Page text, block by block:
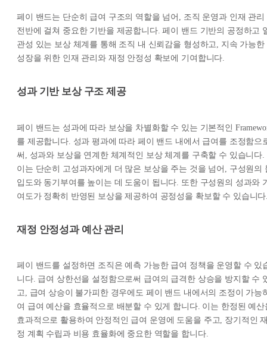
페이 밴드는 단순히 급여 구조의 역할을 넘어, 조직 운영과 인재 관리
전반에 걸쳐 중요한 기반을 제공합니다. 페이 밴드 기반의 공정하고
관성 있는 보상 체계를 통해 조직 내 신뢰감을 형성하고, 지속 가능한
성장을 위한 인재 관리와 재정 안정성 확보에 기여합니다.
성과 기반 보상 구조 제공
페이 밴드는 성과에 따라 보상을 차별화할 수 있는 기본적인
를 제공합니다. 성과 평과에 따라 페이 밴드 내에서 급여를 조정함으
써, 성과와 보상을 연계한 체계적인 보상 체계를 구축할 수 있습니다.
이는 단순히 고성과자에게 더 많은 보상을 주는 것을 넘어, 구성원의
입도와 동기부여를 높이는 데 도움이 됩니다. 또한 구성원의 성과와
여도가 정확히 반영된 보상을 제공하여 공정성을 확보할 수 있습니
재정 안정성과 예산 관리
페이 밴드를 설정하면 조직은 예측 가능한 급여 정책을 운영할 수 있
니다. 급여 상한선을 설정함으로써 급여의 급격한 상승을 방지할 수
고, 급여 상승이 불가피한 경우에도 페이 밴드 내에서의 조정이 가능
여 급여 예산을 효율적으로 배분할 수 있게 합니다. 이는 한정된 예산
효과적으로 활용하여 안정적인 급여 운영에 도움을 주고, 장기적인
정 계획 수립과 비용 효율화에 중요한 역할을 합니다.